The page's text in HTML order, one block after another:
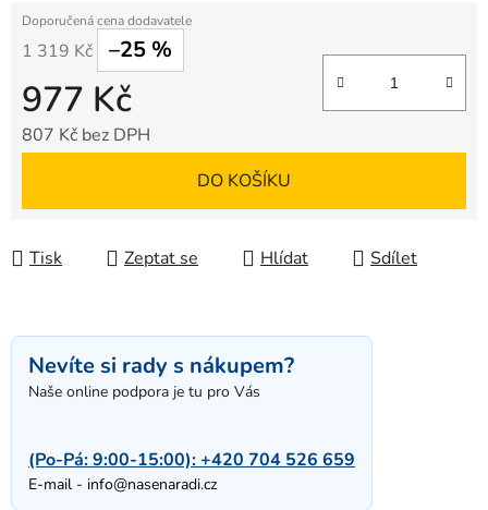
1 319 Kč –25 %
977 Kč
807 Kč bez DPH
DO KOŠÍKU
Tisk Zeptat se Hlídat Sdílet
Nevíte si rady s nákupem?
Naše online podpora je tu pro Vás
(Po-Pá: 9:00-15:00):+420 704 526 659
E-mail - info@nasenaradi.cz